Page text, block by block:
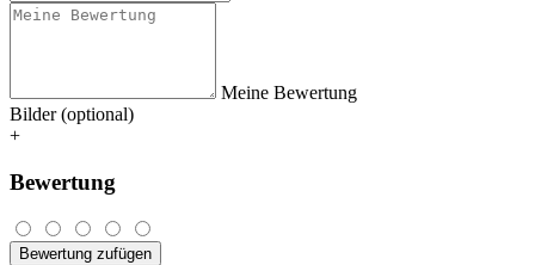
Meine Bewertung
Bilder (optional)
+
Bewertung
Bewertung zufügen